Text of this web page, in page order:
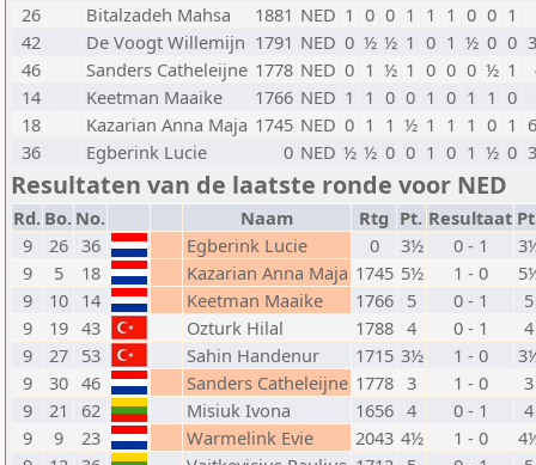
26
Bitalzadeh Mahsa 1881 NED 1 0 0 1 1 1 0 0 1
42
De Voogt Willemijn 1791 NED 0 ½ ½ 1 0 1 ½ 0 0
46
Sanders Catheleijne 1778 NED 0 1 ½ 1 0 0 0 ½ 1
14
Keetman Maaike 1766 NED 1 1 0 0 1 0 1 1 0
18
Kazarian Anna Maja 1745 NED 0 1 1 ½ 1 1 1 0 1
36
Egberink Lucie 0 NED ½ ½ 0 0 1 0 1 ½ 0
Resultaten van de laatste ronde voor NED
Rd. Bo. No. Naam Rtg Pt. Resultaat
9
26 36 Egberink Lucie 0 3½ 0 - 1
9
5 18 Kazarian Anna Maja 1745 5½ 1 - 0
9
10 14 Keetman Maaike 1766 5 0 - 1
5
9
19 43 Ozturk Hilal 1788 4 0 - 1
4
9
27 53 Sahin Handenur 1715 3½ 1 - 0
9
30 46 Sanders Catheleijne 1778 3 1 - 0
3
9
21 62 Misiuk Ivona 1656 4 0 - 1
4
9
9 23 Warmelink Evie 2043 4½ 1 - 0